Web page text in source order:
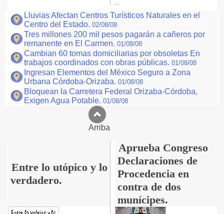
Lluvias Afectan Centros Turísticos Naturales en el
Centro del Estado. 02/08/08
Tres millones 200 mil pesos pagarán a cañeros por
remanente en El Carmen. 01/08/08
Cambian 60 tomas domiciliarias por obsoletas En
trabajos coordinados con obras públicas. 01/08/08
Ingresan Elementos del México Seguro a Zona
Urbana Córdoba-Orizaba. 01/08/08
Bloquean la Carretera Federal Orizaba-Córdoba,
Exigen Agua Potable. 01/08/08
Arriba
Entre lo utópico y lo
verdadero.
Aprueba Congreso
Declaraciones de
Procedencia en
contra de dos
munícipes.